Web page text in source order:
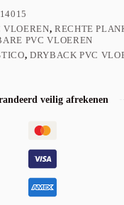
14015
VLOEREN, RECHTE
PVC VLOEREN
, DRYBACK PVC
veilig afrekenen